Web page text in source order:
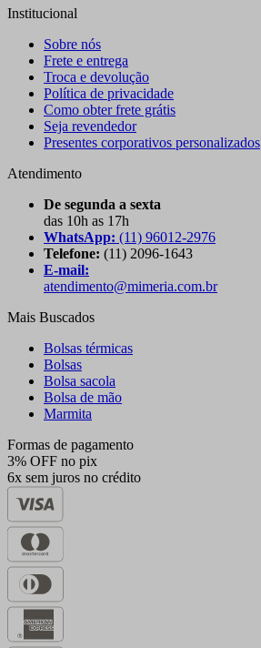
Institucional
Sobre nós
Frete e entrega
Troca e devolução
Política de privacidade
Como obter frete grátis
Seja revendedor
Presentes corporativos personalizados
Atendimento
De segunda a sexta
das 10h as 17h
WhatsApp: (11) 96012-2976
Telefone: (11) 2096-1643
E-mail:
atendimento@mimeria.com.br
Mais Buscados
Bolsas térmicas
Bolsas
Bolsa sacola
Bolsa de mão
Marmita
Formas de pagamento
3% OFF no pix
6x sem juros no crédito